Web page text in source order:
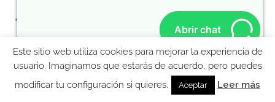
Helicóptero sobre Manhattan
Ebook gratis para preparar tu viaje a Nueva York
Este sitio web utiliza cookies para mejorar la experiencia de
usuario. Imaginamos que estarás de acuerdo, pero puedes
modificar tu configuración si quieres.
Aceptar Leer más
Abrir chat
MolaViajar